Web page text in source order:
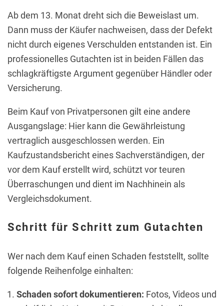
Ab dem 13. Monat dreht sich die Beweislast um.
Dann muss der Käufer nachweisen, dass der Defekt
nicht durch eigenes Verschulden entstanden ist. Ein
professionelles Gutachten ist in beiden Fällen das
schlagkräftigste Argument gegenüber Händler oder
Versicherung.
Beim Kauf von Privatpersonen gilt eine andere
Ausgangslage: Hier kann die Gewährleistung
vertraglich ausgeschlossen werden. Ein
Kaufzustandsbericht eines Sachverständigen, der
vor dem Kauf erstellt wird, schützt vor teuren
Überraschungen und dient im Nachhinein als
Vergleichsdokument.
Schritt für Schritt zum Gutachten
Wer nach dem Kauf einen Schaden feststellt, sollte
folgende Reihenfolge einhalten:
Schaden sofort dokumentieren: Fotos, Videos und